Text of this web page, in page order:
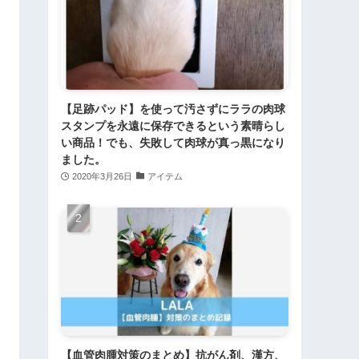
【足跡パッド】を使って汚さずにララの肉球
スタンプを永遠に保存できるという素晴らし
い商品！でも、失敗して肉球が真っ黒になり
ました。
2020年3月26日 アイテム
【血管肉腫対策のまとめ】抗がん剤、漢方、